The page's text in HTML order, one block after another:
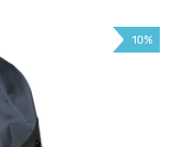
10%